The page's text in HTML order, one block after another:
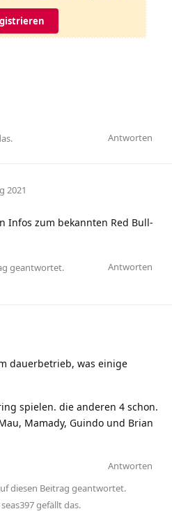
Antworten
.
2021
Infos zum bekannten Red Bull-
Antworten
geantwortet.
dauerbetrieb, was einige
spielen. die anderen 4 schon.
Mamady, Guindo und Brian
Antworten
diesen Beitrag geantwortet.
seas397gefällt das.